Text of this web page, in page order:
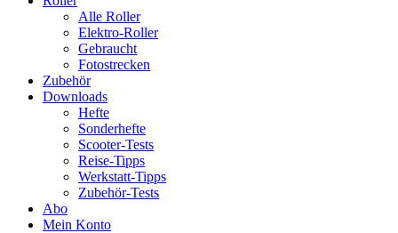
Alle Roller
Elektro-Roller
Gebraucht
Fotostrecken
Zubehör
Downloads
Hefte
Sonderhefte
Scooter-Tests
Reise-Tipps
Werkstatt-Tipps
Zubehör-Tests
Abo
Mein Konto